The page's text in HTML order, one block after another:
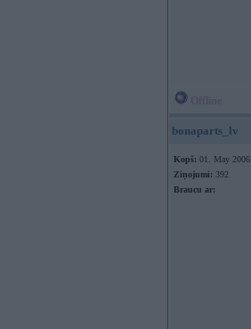
bonaparts_lv
Kopš: 01. May 2006
Ziņojumi: 392
Braucu ar: